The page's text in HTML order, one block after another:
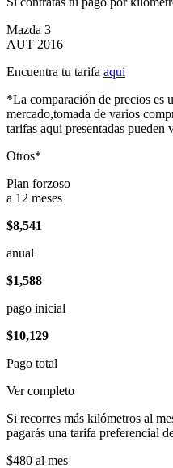
Mazda 3
AUT 2016
Encuentra tu tarifa aqui
*La comparación de precios es
mercado,tomada de varios
tarifas aqui presentadas pueden
Otros*
Plan forzoso
a 12 meses
$8,541
anual
$1,588
pago inicial
$10,129
Pago total
Ver completo
Si recorres más kilómetros al
pagarás una tarifa preferencial
$480 al mes